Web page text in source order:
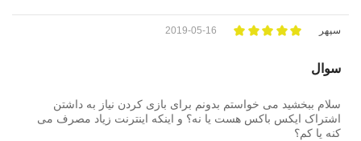
سپهر 2019-05-16
سوال
سلام ببخشید می خواستم بدونم برای بازی کردن نیاز به داشتن
اشتراک ایکس باکس هست یا نه؟ و اینکه اینترنت زیاد مصرف می
کنه یا کم؟